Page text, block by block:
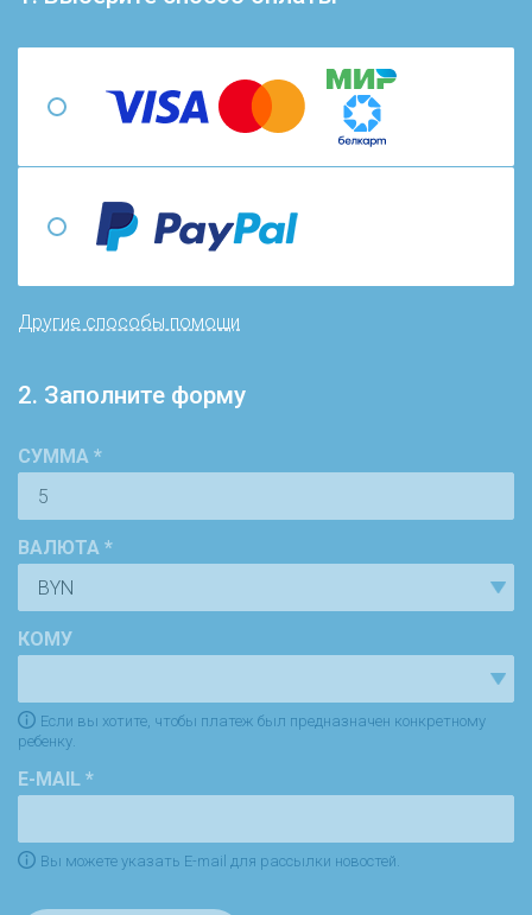
Другие способы помощи
2. Заполните форму
СУММА *
ВАЛЮТА *
КОМУ
Если вы хотите, чтобы платеж был предназначен конкретному
ребенку.
E-MAIL *
Вы можете указать E-mail для рассылки новостей.